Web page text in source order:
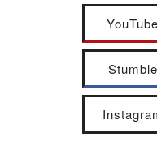
YouTube
Stumble